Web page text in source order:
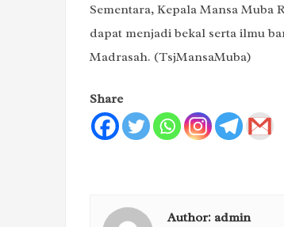
Sementara, Kepala Mansa
dapat menjadi bekal serta ilmu
Madrasah. (TsjMansaMuba)
Share
Author: admin